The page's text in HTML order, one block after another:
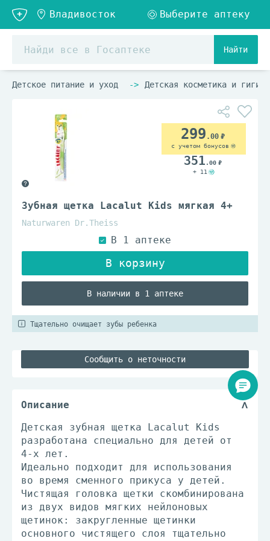
Найти
Детское питание и уход Детская косметика и
Зубная щетка Lacalut Kids мягкая 4+
Naturwaren Dr.Theiss
В наличии в 1 аптеке
299 .00
с учетом бонусов
351 .00
+ 11
Тщательно очищает зубы ребенка
Сообщить о неточности
Описание
Детская зубная щетка Lacalut Kids
разработана специально для детей от
4-х лет.
Идеально подходит для использования
во время сменного прикуса у детей.
Чистящая головка щетки скомбинирована
из двух видов мягких нейлоновых
щетинок: закругленные щетинки
основного чистящего слоя тщательно